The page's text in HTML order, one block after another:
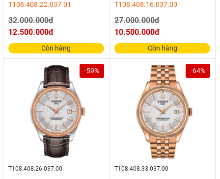
T108.408.22.037.01
32.000.000đ
12.500.000đ
Còn hàng
T108.408.16.037.00
27.000.000đ
10.500.000đ
Còn hàng
-59%
T108.408.26.037.00
-64%
T108.408.33.037.00